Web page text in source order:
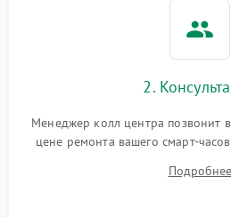
2.
Менеджер колл центра позвонит
цене ремонта вашего смарт-
Подробнее